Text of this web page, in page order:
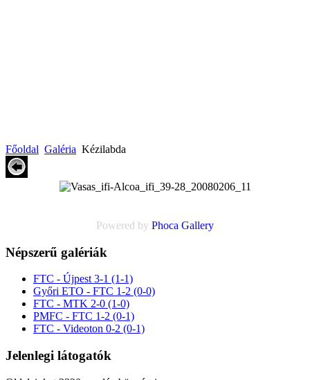
Főoldal Galéria Kézilabda
Powered by Phoca Gallery
Népszerű galériák
FTC - Újpest 3-1 (1-1)
Győri ETO - FTC 1-2 (0-0)
FTC - MTK 2-0 (1-0)
PMFC - FTC 1-2 (0-1)
FTC - Videoton 0-2 (0-1)
Jelenlegi látogatók